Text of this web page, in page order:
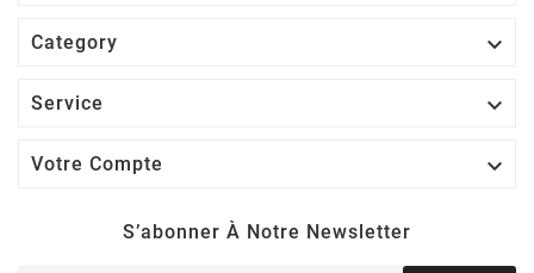
Category 
Service 
Votre Compte 
S’abonner À Notre Newsletter